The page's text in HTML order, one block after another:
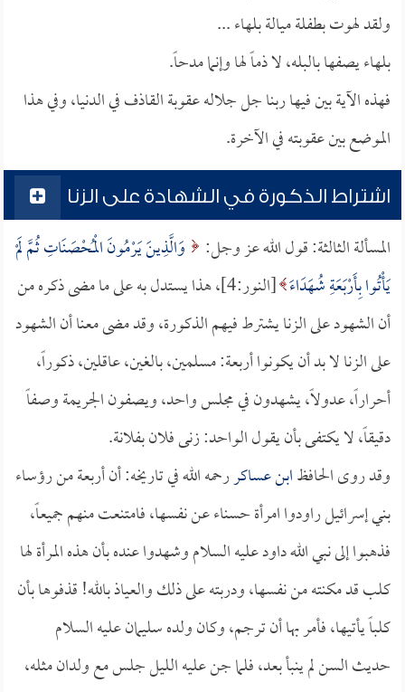
ولقد لهوت بطفلة ميالة بلهاء ...
بلهاء يصفها بالبله، لا ذماً لها وإنما مدحاً.
فهذه الآية بين فيها ربنا جل جلاله عقوبة القاذف في الدنيا، وفي هذا
الموضع بين عقوبته في الآخرة.
اشتراط الذكورة في الشهادة على الزنا
المسألة الثالثة: قول الله عز وجل:
وَالَّذِينَ يَرْمُونَ الْمُحْصَنَاتِ ثُمَّ لَمْ
يَأْتُوا بِأَرْبَعَةِ شُهَدَاءَ
[النور:4]، هذا يستدل به على ما مضى ذكره من
أن الشهود على الزنا يشترط فيهم الذكورة، وقد مضى معنا أن الشهود
على الزنا لا بد أن يكونوا أربعة: مسلمين، بالغين، عاقلين، ذكوراً،
أحراراً، عدولاً، يشهدون في مجلس واحد، ويصفون الجريمة وصفاً
دقيقاً، لا يكتفى بأن يقول الواحد: زنى فلان بفلانة.
وقد روى الحافظابن عساكررحمه الله في تاريخه: أن أربعة من رؤساء
بني إسرائيل راودوا امرأة حسناء عن نفسها، فامتنعت منهم جميعاً،
فذهبوا إلى نبي الله داود عليه السلام وشهدوا عنده بأن هذه المرأة لها
كلب قد مكنته من نفسها، ودربته على ذلك والعياذ بالله! قذفوها بأن
كلباً يأتيها، فأمر بها أن ترجم، وكان ولده سليمان عليه السلام
حديث السن لم ينبأ بعد، فلما جن عليه الليل جلس مع ولدان مثله،